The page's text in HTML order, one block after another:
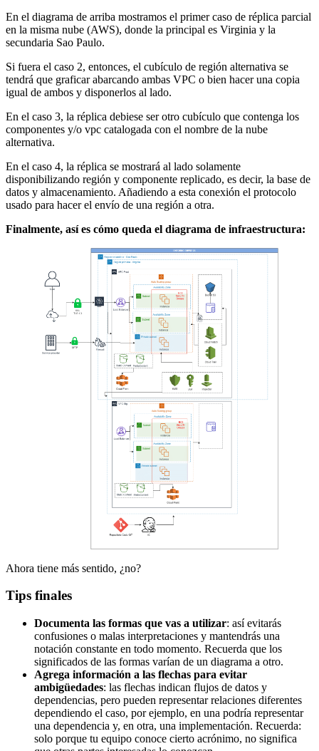
En el diagrama de arriba mostramos el primer caso de réplica parcial
en la misma nube (AWS), donde la principal es Virginia y la
secundaria Sao Paulo.
Si fuera el caso 2, entonces, el cubículo de región alternativa se
tendrá que graficar abarcando ambas VPC o bien hacer una copia
igual de ambos y disponerlos al lado.
En el caso 3, la réplica debiese ser otro cubículo que contenga los
componentes y/o vpc catalogada con el nombre de la nube
alternativa.
En el caso 4, la réplica se mostrará al lado solamente
disponibilizando región y componente replicado, es decir, la base de
datos y almacenamiento. Añadiendo a esta conexión el protocolo
usado para hacer el envío de una región a otra.
Finalmente, así es cómo queda el diagrama de infraestructura:
Ahora tiene más sentido, ¿no?
Tips finales
Documenta las formas que vas a utilizar: así evitarás
confusiones o malas interpretaciones y mantendrás una
notación constante en todo momento. Recuerda que los
significados de las formas varían de un diagrama a otro.
Agrega información a las flechas para evitar
ambigüedades: las flechas indican flujos de datos y
dependencias, pero pueden representar relaciones diferentes
dependiendo el caso, por ejemplo, en una podría representar
una dependencia y, en otra, una implementación. Recuerda:
solo porque tu equipo conoce cierto acrónimo, no significa